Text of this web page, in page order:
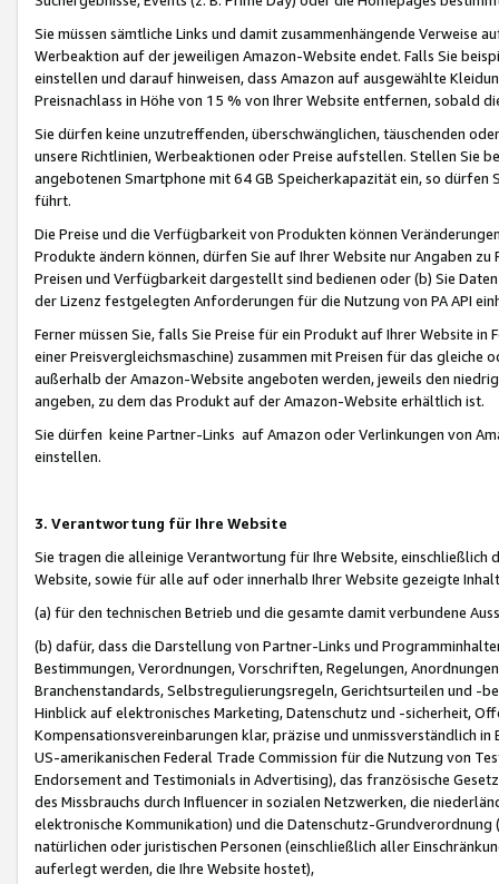
Sie müssen sämtliche Links und damit zusammenhängende
Werbeaktion auf der jeweiligen Amazon-Website endet. Falls Sie
einstellen und darauf hinweisen, dass Amazon auf ausgewählte
Preisnachlass in Höhe von 15 % von Ihrer Website entfernen, sobald
Sie dürfen keine unzutreffenden, überschwänglichen, täuschenden
unsere Richtlinien, Werbeaktionen oder Preise aufstellen. Stellen Sie
angebotenen Smartphone mit 64 GB Speicherkapazität ein, so dürfen
führt.
Die Preise und die Verfügbarkeit von Produkten können
Produkte ändern können, dürfen Sie auf Ihrer Website nur Angaben
Preisen und Verfügbarkeit dargestellt sind bedienen oder (b) Sie
der Lizenz festgelegten Anforderungen für die Nutzung von PA API
Ferner müssen Sie, falls Sie Preise für ein Produkt auf Ihrer Website
einer Preisvergleichsmaschine) zusammen mit Preisen für das
außerhalb der Amazon-Website angeboten werden, jeweils den
angeben, zu dem das Produkt auf der Amazon-Website erhältlich ist.
Sie dürfen keine Partner-Links auf Amazon oder Verlinkungen von
einstellen.
3. Verantwortung für Ihre Website
Sie tragen die alleinige Verantwortung für Ihre Website,
Website, sowie für alle auf oder innerhalb Ihrer Website gezeigte
(a) für den technischen Betrieb und die gesamte damit verbundene
(b) dafür, dass die Darstellung von Partner-Links und
Bestimmungen, Verordnungen, Vorschriften, Regelungen,
Branchenstandards, Selbstregulierungsregeln, Gerichtsurteilen und -
Hinblick auf elektronisches Marketing, Datenschutz und -sicherheit,
Kompensationsvereinbarungen klar, präzise und unmissverständlich
US-amerikanischen Federal Trade Commission für die Nutzung von
Endorsement and Testimonials in Advertising), das französische
des Missbrauchs durch Influencer in sozialen Netzwerken, die
elektronische Kommunikation) und die Datenschutz-
natürlichen oder juristischen Personen (einschließlich aller
auferlegt werden, die Ihre Website hostet),